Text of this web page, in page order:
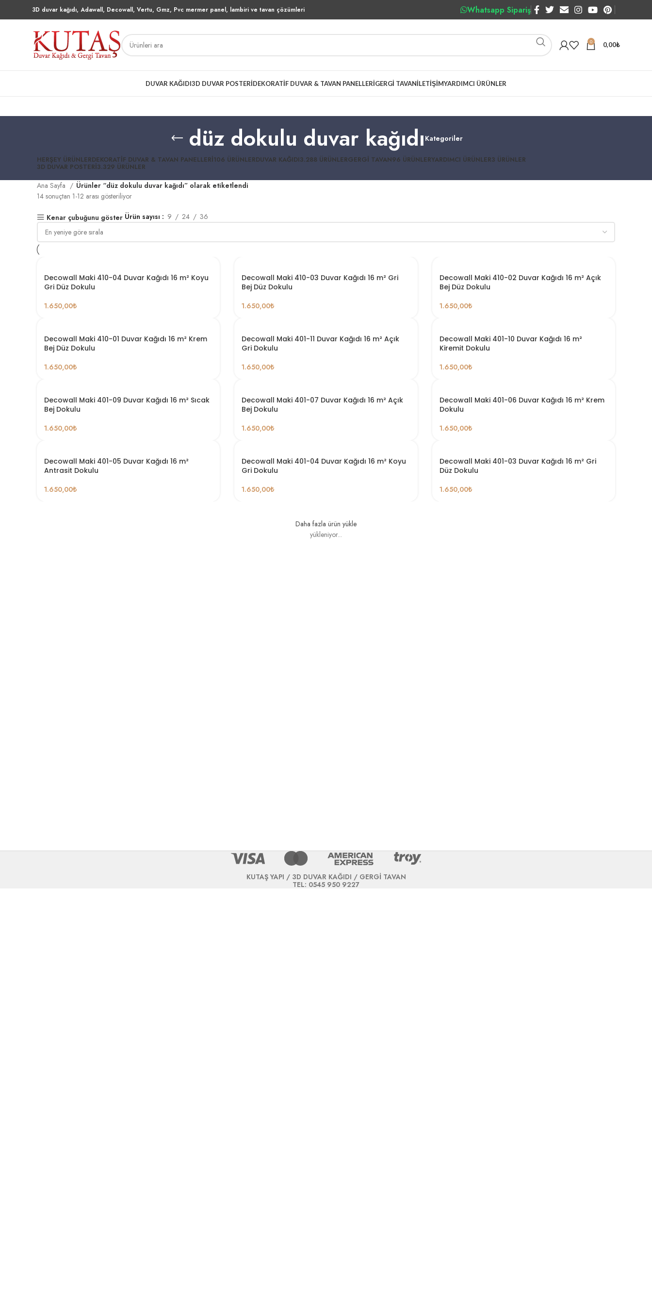
3D duvar kağıdı, Adawall, Decowall, Vertu, Gmz, Pvc mermer panel, lambiri ve tavan çözümleri Whatsapp Sipariş
0 0,00₺
DUVAR KAĞIDI3D DUVAR POSTERIDEKORATIF DUVAR & TAVAN PANELLERIGERGI TAVANİLETIŞIMYARDIMCI ÜRÜNLER
düz dokulu duvar kağıdı Kategoriler
HERŞEY ÜRÜNLERDEKORATIF DUVAR & TAVAN PANELLERI106 ÜRÜNLERDUVAR KAĞIDI3.288 ÜRÜNLERGERGI TAVAN96 ÜRÜNLERYARDIMCI ÜRÜNLER3 ÜRÜNLER
3D DUVAR POSTERI3.329 ÜRÜNLER
Ana Sayfa
Ürünler “düz dokulu duvar kağıdı” olarak etiketlendi
14 sonuçtan 1-12 arası gösteriliyor
Kenar çubuğunu göster Ürün sayısı 9 24 36
Decowall Maki 410-04 Duvar Kağıdı 16 m² Koyu
Gri Düz Dokulu
1.650,00₺
Decowall Maki 410-03 Duvar Kağıdı 16 m² Gri
Bej Düz Dokulu
1.650,00₺
Decowall Maki 410-02 Duvar Kağıdı 16 m² Açık
Bej Düz Dokulu
1.650,00₺
Decowall Maki 410-01 Duvar Kağıdı 16 m² Krem
Bej Düz Dokulu
1.650,00₺
Decowall Maki 401-11 Duvar Kağıdı 16 m² Açık
Gri Dokulu
1.650,00₺
Decowall Maki 401-10 Duvar Kağıdı 16 m²
Kiremit Dokulu
1.650,00₺
Decowall Maki 401-09 Duvar Kağıdı 16 m² Sıcak
Bej Dokulu
1.650,00₺
Decowall Maki 401-07 Duvar Kağıdı 16 m² Açık
Bej Dokulu
1.650,00₺
Decowall Maki 401-06 Duvar Kağıdı 16 m² Krem
Dokulu
1.650,00₺
Decowall Maki 401-05 Duvar Kağıdı 16 m²
Antrasit Dokulu
1.650,00₺
Decowall Maki 401-04 Duvar Kağıdı 16 m² Koyu
Gri Dokulu
1.650,00₺
Decowall Maki 401-03 Duvar Kağıdı 16 m² Gri
Düz Dokulu
1.650,00₺
Daha fazla ürün yükle
yükleniyor...
KUTAŞ YAPI / 3D DUVAR KAĞIDI / GERGİ TAVAN
TEL: 0545 950 9227